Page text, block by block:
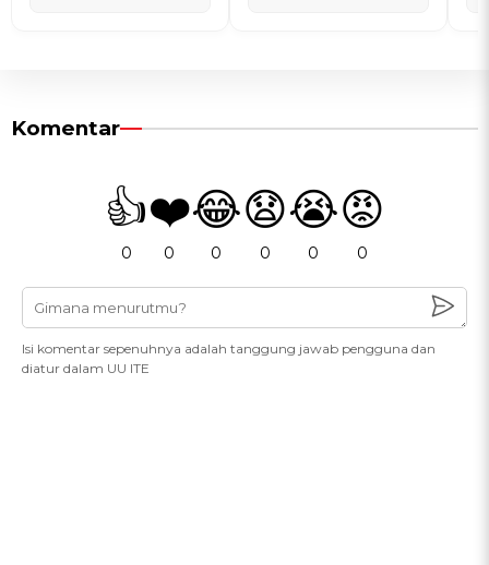
Komentar
👍
0
❤️
0
😂
0
😧
0
😭
0
😡
0
Isi komentar sepenuhnya adalah tanggung jawab pengguna dan
diatur dalam UU ITE